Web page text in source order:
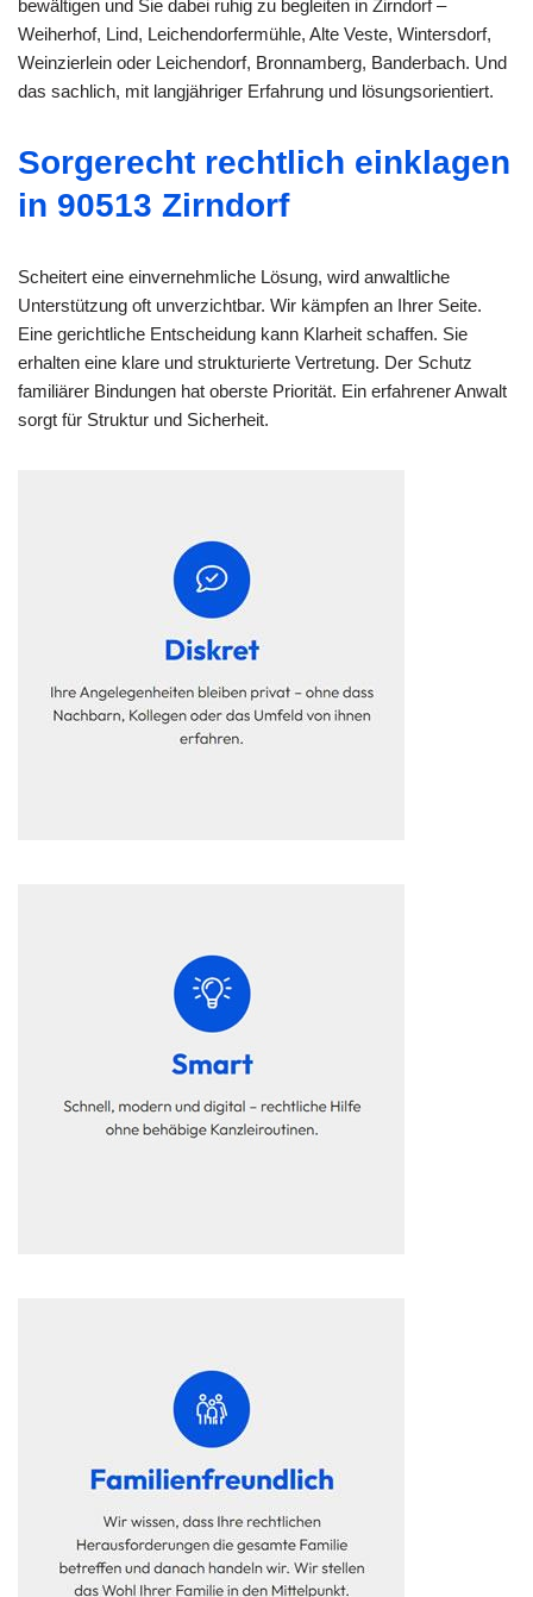
bewältigen und Sie dabei ruhig zu begleiten in Zirndorf –
Weiherhof, Lind, Leichendorfermühle, Alte Veste, Wintersdorf,
Weinzierlein oder Leichendorf, Bronnamberg, Banderbach. Und
das sachlich, mit langjähriger Erfahrung und lösungsorientiert.
Sorgerecht rechtlich einklagen
in 90513 Zirndorf
Scheitert eine einvernehmliche Lösung, wird anwaltliche
Unterstützung oft unverzichtbar. Wir kämpfen an Ihrer Seite.
Eine gerichtliche Entscheidung kann Klarheit schaffen. Sie
erhalten eine klare und strukturierte Vertretung. Der Schutz
familiärer Bindungen hat oberste Priorität. Ein erfahrener Anwalt
sorgt für Struktur und Sicherheit.